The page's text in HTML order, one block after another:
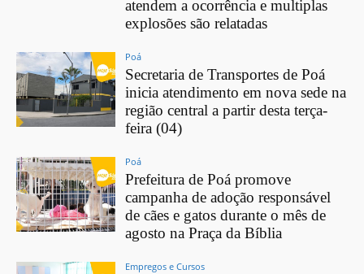
atendem a ocorrência e multiplas
explosões são relatadas
Poá
Secretaria de Transportes de Poá
inicia atendimento em nova sede na
região central a partir desta terça-
feira (04)
Poá
Prefeitura de Poá promove
campanha de adoção responsável
de cães e gatos durante o mês de
agosto na Praça da Bíblia
Empregos e Cursos